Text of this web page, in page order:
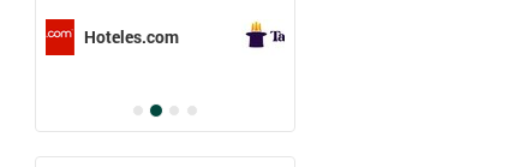
TaDa Ecuador